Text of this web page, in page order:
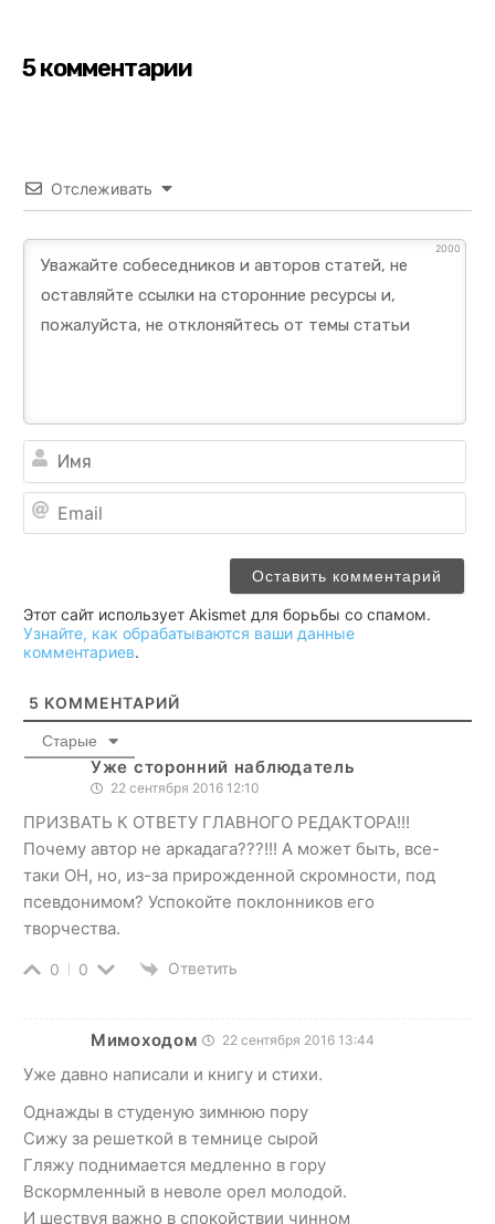
5 комментарии
Отслеживать
2000
Этот сайт использует Akismet для борьбы со спамом.
Узнайте, как обрабатываются ваши данные
комментариев.
5 КОММЕНТАРИЙ
Старые
Уже сторонний наблюдатель
22 сентября 2016 12:10
ПРИЗВАТЬ К ОТВЕТУ ГЛАВНОГО РЕДАКТОРА!!!
Почему автор не аркадага???!!! А может быть, все-
таки ОН, но, из-за прирожденной скромности, под
псевдонимом? Успокойте поклонников его
творчества.
0 0 Ответить
Мимоходом 22 сентября 2016 13:44
Уже давно написали и книгу и стихи.
Однажды в студеную зимнюю пору
Сижу за решеткой в темнице сырой
Гляжу поднимается медленно в гору
Вскормленный в неволе орел молодой.
И шествуя важно в спокойствии чинном